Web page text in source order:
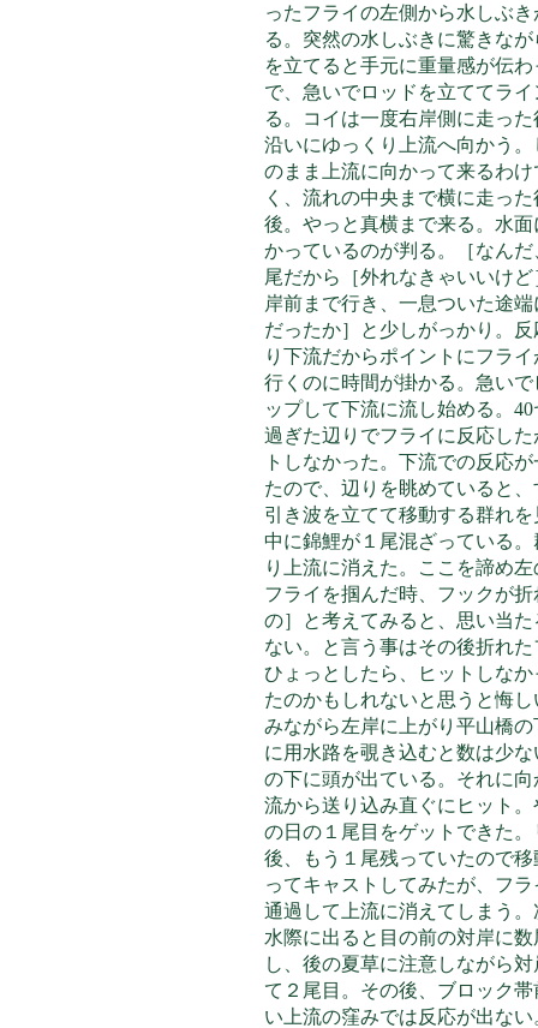
ったフライの左側から水しぶき
る。突然の水しぶきに驚きな
を立てると手元に重量感が伝わ
で、急いでロッドを立ててライ
る。コイは一度右岸側に走っ
沿いにゆっくり上流へ向かう。
のまま上流に向かって来るわけ
く、流れの中央まで横に走っ
後。やっと真横まで来る。水
かっているのが判る。［なん
尾だから［外れなきゃいいけ
岸前まで行き、一息ついた途
だったか］と少しがっかり。
り下流だからポイントにフラ
行くのに時間が掛かる。急いで
ップして下流に流し始める。
過ぎた辺りでフライに反応した
トしなかった。下流での反応
たので、辺りを眺めていると
引き波を立てて移動する群れ
中に錦鯉が１尾混ざっている
り上流に消えた。ここを諦め
フライを掴んだ時、フックが
の］と考えてみると、思い当
ない。と言う事はその後折れ
ひょっとしたら、ヒットしな
たのかもしれないと思うと悔
みながら左岸に上がり平山橋の
に用水路を覗き込むと数は少
の下に頭が出ている。それに向
流から送り込み直ぐにヒット。
の日の１尾目をゲットできた。
後、もう１尾残っていたので移
ってキャストしてみたが、フ
通過して上流に消えてしまう
水際に出ると目の前の対岸に
し、後の夏草に注意しながら
て２尾目。その後、ブロック
い上流の窪みでは反応が出な